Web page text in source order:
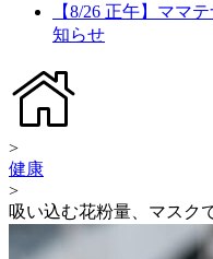
【8/26 正午】ママ
知らせ
>
健康
>
吸い込む花粉量、マスク